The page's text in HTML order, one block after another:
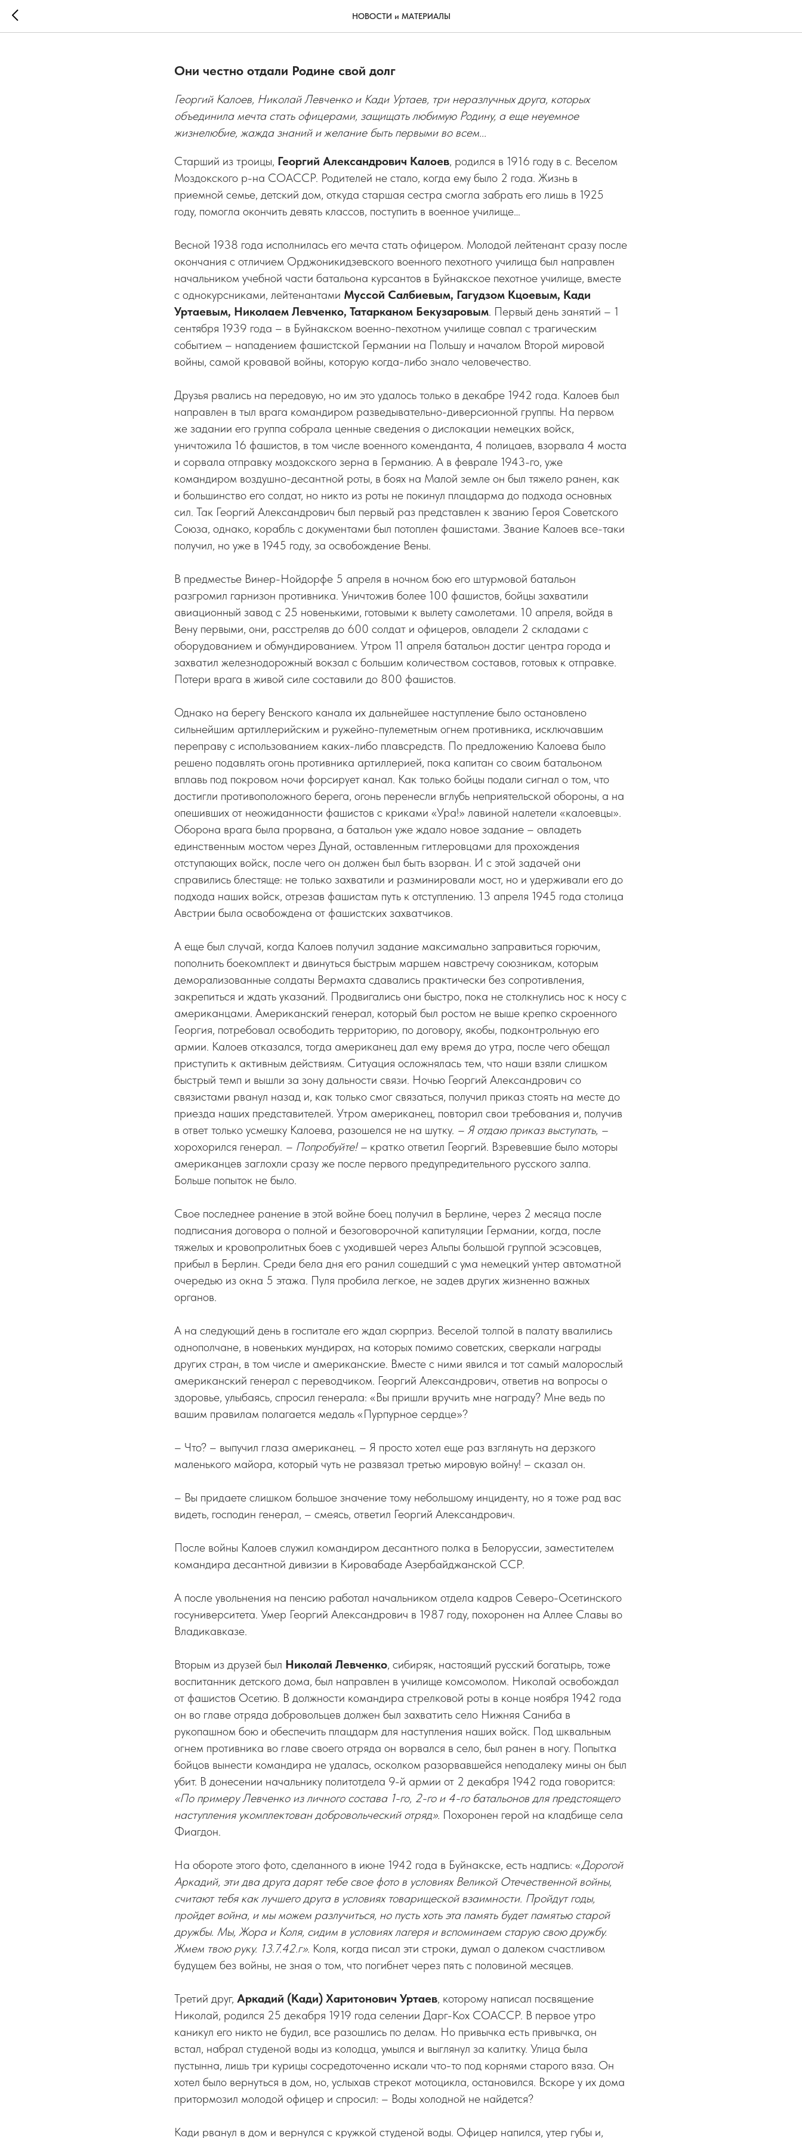
НОВОСТИ и МАТЕРИАЛЫ
Служили три товарища
Они честно отдали Родине свой долг
Георгий Калоев, Николай Левченко и Кади Уртаев, три неразлучных друга, которых
объединила мечта стать офицерами, защищать любимую Родину, а еще неуемное
жизнелюбие, жажда знаний и желание быть первыми во всем...
Старший из троицы, Георгий Александрович Калоев, родился в 1916 году в с. Веселом
Моздокского р-на СОАССР. Родителей не стало, когда ему было 2 года. Жизнь в
приемной семье, детский дом, откуда старшая сестра смогла забрать его лишь в 1925
году, помогла окончить девять классов, поступить в военное училище…
Весной 1938 года исполнилась его мечта стать офицером. Молодой лейтенант сразу после
окончания с отличием Орджоникидзевского военного пехотного училища был направлен
начальником учебной части батальона курсантов в Буйнакское пехотное училище, вместе
с однокурсниками, лейтенантами Муссой Салбиевым, Гагудзом Кцоевым, Кади
Уртаевым, Николаем Левченко, Татарканом Бекузаровым. Первый день занятий – 1
сентября 1939 года – в Буйнакском военно-пехотном училище совпал с трагическим
событием – нападением фашистской Германии на Польшу и началом Второй мировой
войны, самой кровавой войны, которую когда-либо знало человечество.
Друзья рвались на передовую, но им это удалось только в декабре 1942 года. Калоев был
направлен в тыл врага командиром разведывательно-диверсионной группы. На первом
же задании его группа собрала ценные сведения о дислокации немецких войск,
уничтожила 16 фашистов, в том числе военного коменданта, 4 полицаев, взорвала 4 моста
и сорвала отправку моздокского зерна в Германию. А в феврале 1943-го, уже
командиром воздушно-десантной роты, в боях на Малой земле он был тяжело ранен, как
и большинство его солдат, но никто из роты не покинул плацдарма до подхода основных
сил. Так Георгий Александрович был первый раз представлен к званию Героя Советского
Союза, однако, корабль с документами был потоплен фашистами. Звание Калоев все-таки
получил, но уже в 1945 году, за освобождение Вены.
В предместье Винер-Нойдорфе 5 апреля в ночном бою его штурмовой батальон
разгромил гарнизон противника. Уничтожив более 100 фашистов, бойцы захватили
авиационный завод с 25 новенькими, готовыми к вылету самолетами. 10 апреля, войдя в
Вену первыми, они, расстреляв до 600 солдат и офицеров, овладели 2 складами с
оборудованием и обмундированием. Утром 11 апреля батальон достиг центра города и
захватил железнодорожный вокзал с большим количеством составов, готовых к отправке.
Потери врага в живой силе составили до 800 фашистов.
Однако на берегу Венского канала их дальнейшее наступление было остановлено
сильнейшим артиллерийским и ружейно-пулеметным огнем противника, исключавшим
переправу с использованием каких-либо плавсредств. По предложению Калоева было
решено подавлять огонь противника артиллерией, пока капитан со своим батальоном
вплавь под покровом ночи форсирует канал. Как только бойцы подали сигнал о том, что
достигли противоположного берега, огонь перенесли вглубь неприятельской обороны, а на
опешивших от неожиданности фашистов с криками «Ура!» лавиной налетели «калоевцы».
Оборона врага была прорвана, а батальон уже ждало новое задание – овладеть
единственным мостом через Дунай, оставленным гитлеровцами для прохождения
отступающих войск, после чего он должен был быть взорван. И с этой задачей они
справились блестяще: не только захватили и разминировали мост, но и удерживали его до
подхода наших войск, отрезав фашистам путь к отступлению. 13 апреля 1945 года столица
Австрии была освобождена от фашистских захватчиков.
А еще был случай, когда Калоев получил задание максимально заправиться горючим,
пополнить боекомплект и двинуться быстрым маршем навстречу союзникам, которым
деморализованные солдаты Вермахта сдавались практически без сопротивления,
закрепиться и ждать указаний. Продвигались они быстро, пока не столкнулись нос к носу с
американцами. Американский генерал, который был ростом не выше крепко скроенного
Георгия, потребовал освободить территорию, по договору, якобы, подконтрольную его
армии. Калоев отказался, тогда американец дал ему время до утра, после чего обещал
приступить к активным действиям. Ситуация осложнялась тем, что наши взяли слишком
быстрый темп и вышли за зону дальности связи. Ночью Георгий Александрович со
связистами рванул назад и, как только смог связаться, получил приказ стоять на месте до
приезда наших представителей. Утром американец, повторил свои требования и, получив
в ответ только усмешку Калоева, разошелся не на шутку. – Я отдаю приказ выступать, –
хорохорился генерал. – Попробуйте! – кратко ответил Георгий. Взревевшие было моторы
американцев заглохли сразу же после первого предупредительного русского залпа.
Больше попыток не было.
Свое последнее ранение в этой войне боец получил в Берлине, через 2 месяца после
подписания договора о полной и безоговорочной капитуляции Германии, когда, после
тяжелых и кровопролитных боев с уходившей через Альпы большой группой эсэсовцев,
прибыл в Берлин. Среди бела дня его ранил сошедший с ума немецкий унтер автоматной
очередью из окна 5 этажа. Пуля пробила легкое, не задев других жизненно важных
органов.
А на следующий день в госпитале его ждал сюрприз. Веселой толпой в палату ввалились
однополчане, в новеньких мундирах, на которых помимо советских, сверкали награды
других стран, в том числе и американские. Вместе с ними явился и тот самый малорослый
американский генерал с переводчиком. Георгий Александрович, ответив на вопросы о
здоровье, улыбаясь, спросил генерала: «Вы пришли вручить мне награду? Мне ведь по
вашим правилам полагается медаль «Пурпурное сердце»?
– Что? – выпучил глаза американец. – Я просто хотел еще раз взглянуть на дерзкого
маленького майора, который чуть не развязал третью мировую войну! – сказал он.
– Вы придаете слишком большое значение тому небольшому инциденту, но я тоже рад вас
видеть, господин генерал, – смеясь, ответил Георгий Александрович.
После войны Калоев служил командиром десантного полка в Белоруссии, заместителем
командира десантной дивизии в Кировабаде Азербайджанской ССР.
А после увольнения на пенсию работал начальником отдела кадров Северо-Осетинского
госуниверситета. Умер Георгий Александрович в 1987 году, похоронен на Аллее Славы во
Владикавказе.
Вторым из друзей был Николай Левченко, сибиряк, настоящий русский богатырь, тоже
воспитанник детского дома, был направлен в училище комсомолом. Николай освобождал
от фашистов Осетию. В должности командира стрелковой роты в конце ноября 1942 года
он во главе отряда добровольцев должен был захватить село Нижняя Саниба в
рукопашном бою и обеспечить плацдарм для наступления наших войск. Под шквальным
огнем противника во главе своего отряда он ворвался в село, был ранен в ногу. Попытка
бойцов вынести командира не удалась, осколком разорвавшейся неподалеку мины он был
убит. В донесении начальнику политотдела 9-й армии от 2 декабря 1942 года говорится:
«По примеру Левченко из личного состава 1-го, 2-го и 4-го батальонов для предстоящего
наступления укомплектован добровольческий отряд». Похоронен герой на кладбище села
Фиагдон.
На обороте этого фото, сделанного в июне 1942 года в Буйнакске, есть надпись: «Дорогой
Аркадий, эти два друга дарят тебе свое фото в условиях Великой Отечественной войны,
считают тебя как лучшего друга в условиях товарищеской взаимности. Пройдут годы,
пройдет война, и мы можем разлучиться, но пусть хоть эта память будет памятью старой
дружбы. Мы, Жора и Коля, сидим в условиях лагеря и вспоминаем старую свою дружбу.
Жмем твою руку. 13.7.42.г». Коля, когда писал эти строки, думал о далеком счастливом
будущем без войны, не зная о том, что погибнет через пять с половиной месяцев.
Третий друг, Аркадий (Кади) Харитонович Уртаев, которому написал посвящение
Николай, родился 25 декабря 1919 года селении Дарг-Кох СОАССР. В первое утро
каникул его никто не будил, все разошлись по делам. Но привычка есть привычка, он
встал, набрал студеной воды из колодца, умылся и выглянул за калитку. Улица была
пустынна, лишь три курицы сосредоточенно искали что-то под корнями старого вяза. Он
хотел было вернуться в дом, но, услыхав стрекот мотоцикла, остановился. Вскоре у их дома
притормозил молодой офицер и спросил: – Воды холодной не найдется?
Кади рванул в дом и вернулся с кружкой студеной воды. Офицер напился, утер губы и,